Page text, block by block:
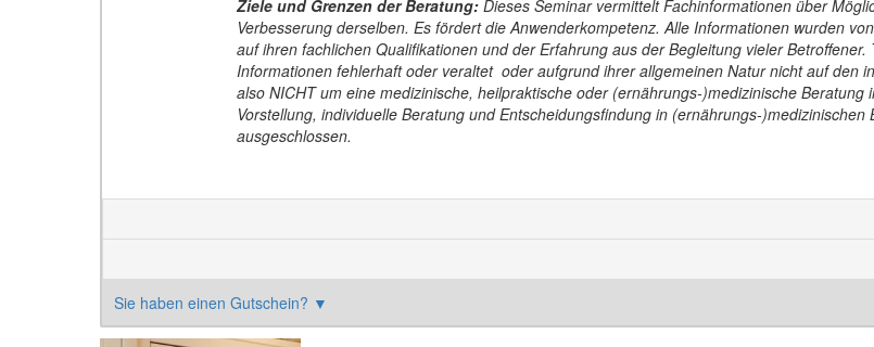
Ziele und Grenzen der Beratung: Dieses Seminar vermittelt Fachinformationen über
Verbesserung derselben. Es fördert die Anwenderkompetenz. Alle Informationen wurden
auf ihren fachlichen Qualifikationen und der Erfahrung aus der Begleitung vieler
Informationen fehlerhaft oder veraltet oder aufgrund ihrer allgemeinen Natur nicht auf den
also NICHT um eine medizinische, heilpraktische oder (ernährungs-)medizinische
Vorstellung, individuelle Beratung und Entscheidungsfindung in (ernährungs-
ausgeschlossen.
Sie haben einen Gutschein? ▼